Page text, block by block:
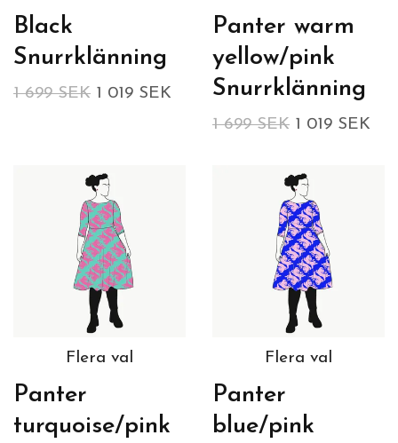
Black
Snurrklänning
1 699 SEK 1 019 SEK
Panter warm
yellow/pink
Snurrklänning
1 699 SEK 1 019 SEK
Flera val
Panter
turquoise/pink
Flera val
Panter
blue/pink